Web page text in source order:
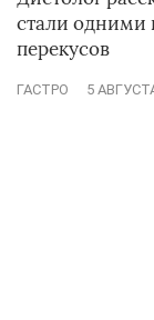
стали одними
перекусов
ГАСТРО 5